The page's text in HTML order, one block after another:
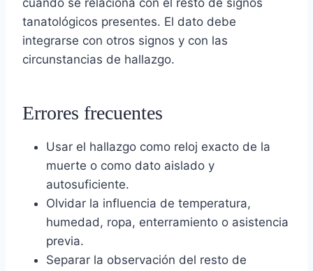
cuando se relaciona con el resto de signos
tanatológicos presentes. El dato debe
integrarse con otros signos y con las
circunstancias de hallazgo.
Errores frecuentes
Usar el hallazgo como reloj exacto de la
muerte o como dato aislado y
autosuficiente.
Olvidar la influencia de temperatura,
humedad, ropa, enterramiento o asistencia
previa.
Separar la observación del resto de